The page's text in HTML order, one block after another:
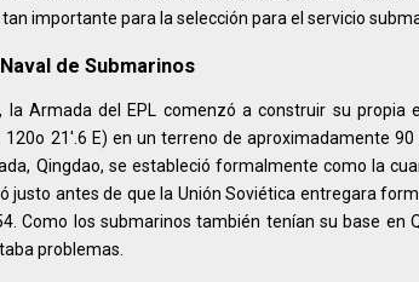
importante para la selección para el servicio
de Submarinos
la Armada del EPL comenzó a construir su propia
120o 21'.6 E) en un terreno de aproximadamente
Qingdao, se estableció formalmente como la
justo antes de que la Unión Soviética entregara
Como los submarinos también tenían su base en
problemas.